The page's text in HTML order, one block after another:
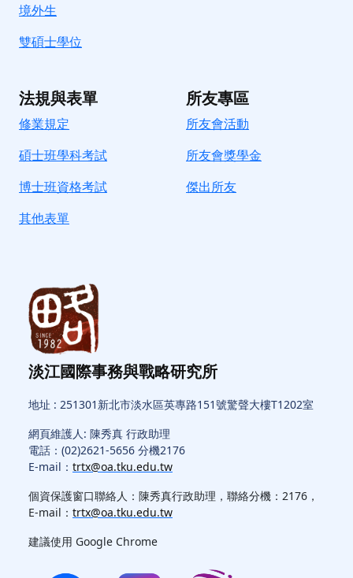
境外生
雙碩士學位
法規與表單
修業規定
碩士班學科考試
博士班資格考試
其他表單
所友專區
所友會活動
所友會獎學金
傑出所友
淡江國際事務與戰略研究所
地址 : 251301新北市淡水區英專路151號驚聲大樓T1202室
網頁維護人: 陳秀真 行政助理
電話：(02)2621-5656 分機2176
E-mail： trtx@oa.tku.edu.tw
個資保護窗口聯絡人：陳秀真行政助理，聯絡分機：2176，
E-mail： trtx@oa.tku.edu.tw
建議使用 Google Chrome